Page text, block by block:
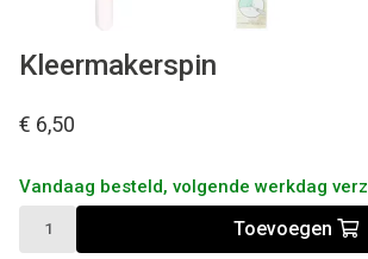
Kleermakerspin
€ 6,50
Vandaag besteld, volgende werkdag
Toevoegen